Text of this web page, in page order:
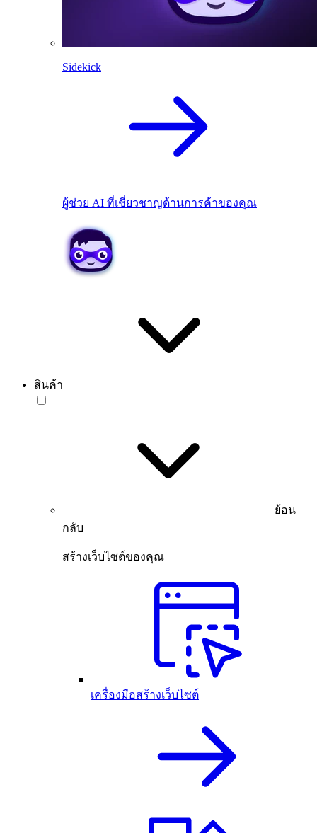
Sidekick
ผู้ช่วย AI ที่เชี่ยวชาญด้านการค้าของคุณ
สินค้า
ย้อน
กลับ
สร้างเว็บไซต์ของคุณ
เครื่องมือสร้างเว็บไซต์